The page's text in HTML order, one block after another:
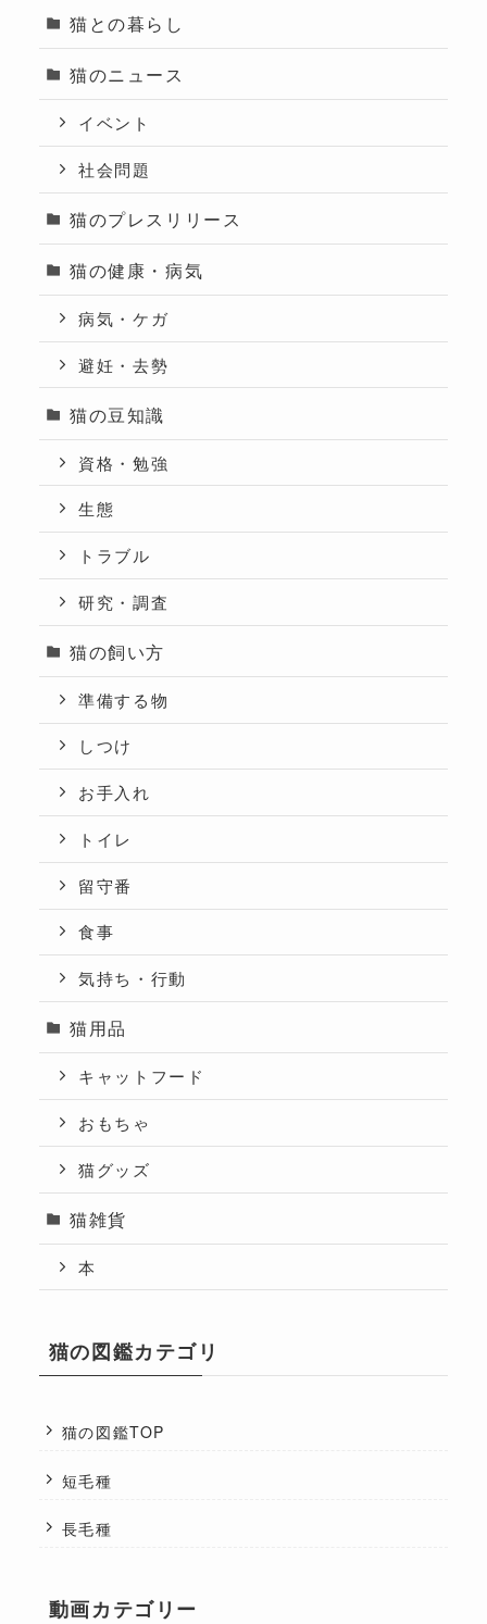
猫との暮らし
猫のニュース
イベント
社会問題
猫のプレスリリース
猫の健康・病気
病気・ケガ
避妊・去勢
猫の豆知識
資格・勉強
生態
トラブル
研究・調査
猫の飼い方
準備する物
しつけ
お手入れ
トイレ
留守番
食事
気持ち・行動
猫用品
キャットフード
おもちゃ
猫グッズ
猫雑貨
本
猫の図鑑カテゴリ
猫の図鑑TOP
短毛種
長毛種
動画カテゴリー